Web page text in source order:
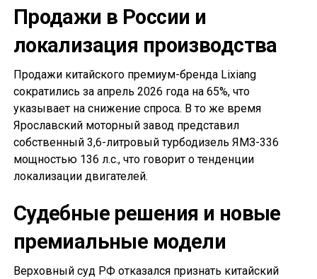
Продажи в России и
локализация производства
Продажи китайского премиум-бренда Lixiang
сократились за апрель 2026 года на 65%, что
указывает на снижение спроса. В то же время
Ярославский моторный завод представил
собственный 3,6-литровый турбодизель ЯМЗ-336
мощностью 136 л.с., что говорит о тенденции
локализации двигателей.
Судебные решения и новые
премиальные модели
Верховный суд РФ отказался признать китайский